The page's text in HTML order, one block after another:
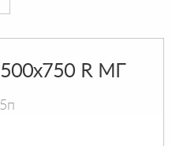
R МГ